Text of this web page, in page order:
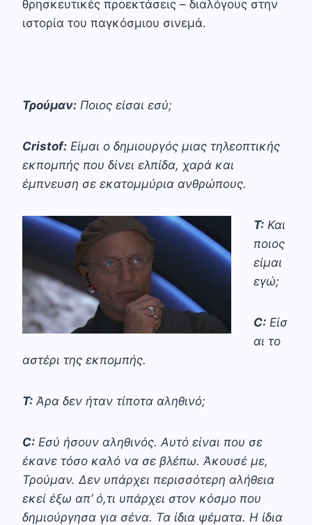
θρησκευτικές προεκτάσεις – διαλόγους στην
ιστορία του παγκόσμιου σινεμά.
Τρούμαν: Ποιος είσαι εσύ;
Cristof: Είμαι ο δημιουργός μιας τηλεοπτικής
εκπομπής που δίνει ελπίδα, χαρά και
έμπνευση σε εκατομμύρια ανθρώπους.
Τ: Και
ποιος
είμαι
εγώ;
C: Είσ
αι το
αστέρι της εκπομπής.
Τ: Άρα δεν ήταν τίποτα αληθινό;
C: Εσύ ήσουν αληθινός. Αυτό είναι που σε
έκανε τόσο καλό να σε βλέπω. Άκουσέ με,
Τρούμαν. Δεν υπάρχει περισσότερη αλήθεια
εκεί έξω απ’ ό,τι υπάρχει στον κόσμο που
δημιούργησα για σένα. Τα ίδια ψέματα. Η ίδια